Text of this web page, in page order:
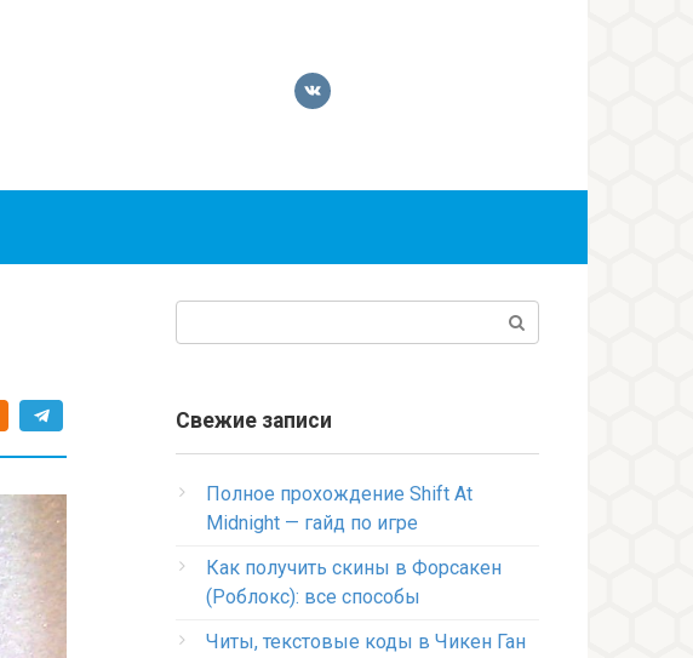
Свежие записи
Полное прохождение Shift At
Midnight — гайд по игре
Как получить скины в Форсакен
(Роблокс): все способы
Читы, текстовые коды в Чикен Ган